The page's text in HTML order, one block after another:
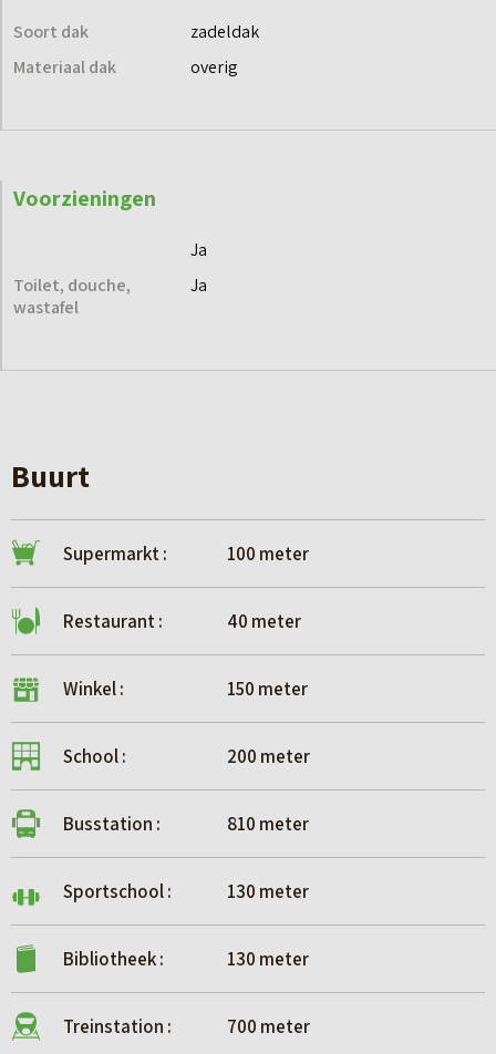
Soort dak
zadeldak
Materiaal dak
overig
Voorzieningen
Ja
Toilet, douche,
wastafel
Ja
Buurt
Supermarkt : 100 meter
Restaurant : 40 meter
Winkel : 150 meter
School : 200 meter
Busstation : 810 meter
Sportschool : 130 meter
Bibliotheek : 130 meter
Treinstation : 700 meter